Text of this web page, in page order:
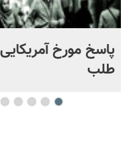
پاسخ مورخ
طلب